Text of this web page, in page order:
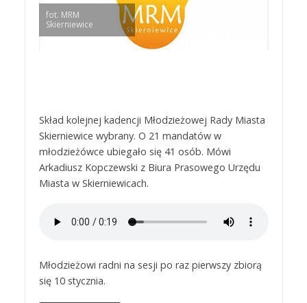
fot. MRM
Skierniewice
Skład kolejnej kadencji Młodzieżowej Rady Miasta
Skierniewice wybrany. O 21 mandatów w
młodzieżówce ubiegało się 41 osób. Mówi
Arkadiusz Kopczewski z Biura Prasowego Urzędu
Miasta w Skierniewicach.
Młodzieżowi radni na sesji po raz pierwszy zbiorą
się 10 stycznia.